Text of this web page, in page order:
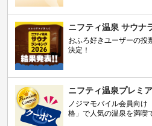
ニフティ温泉 サウナ
おふろ好きユーザーの投
決定！
ニフティ温泉プレミ
ノジマモバイル会員向
格」で人気の温泉を満喫